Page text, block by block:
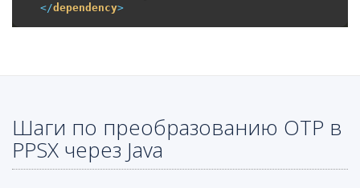
</dependency>
Шаги по преобразованию OTP в
PPSX через Java